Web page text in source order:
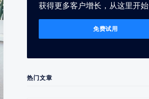
获得更多客户增长，从这里开始
免费试用
热门文章